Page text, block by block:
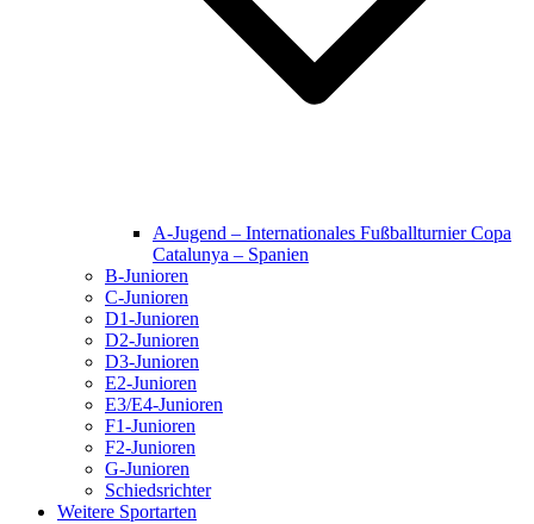
A-Jugend – Internationales Fußballturnier Copa
Catalunya – Spanien
B-Junioren
C-Junioren
D1-Junioren
D2-Junioren
D3-Junioren
E2-Junioren
E3/E4-Junioren
F1-Junioren
F2-Junioren
G-Junioren
Schiedsrichter
Weitere Sportarten